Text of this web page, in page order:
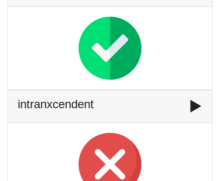
intranxcendent ▶️